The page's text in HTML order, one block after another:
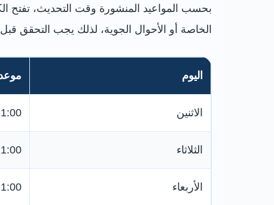
بحسب المواعيد المنشورة وقت التحديث، تفتح
الخاصة أو الأحوال الجوية، لذلك يجب التحقق
اليوم
الاثنين 11:00
الثلاثاء 11:00
الأربعاء 11:00